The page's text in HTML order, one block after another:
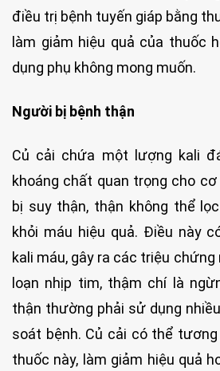
điều trị bệnh tuyến giáp bằng
làm giảm hiệu quả của thuốc
dụng phụ không mong muốn.
Người bị bệnh thận
Củ cải chứa một lượng kali
khoáng chất quan trọng cho
bị suy thận, thận không thể
khỏi máu hiệu quả. Điều này
kali máu, gây ra các triệu chứng
loạn nhịp tim, thậm chí là
thận thường phải sử dụng
soát bệnh. Củ cải có thể
thuốc này, làm giảm hiệu quả